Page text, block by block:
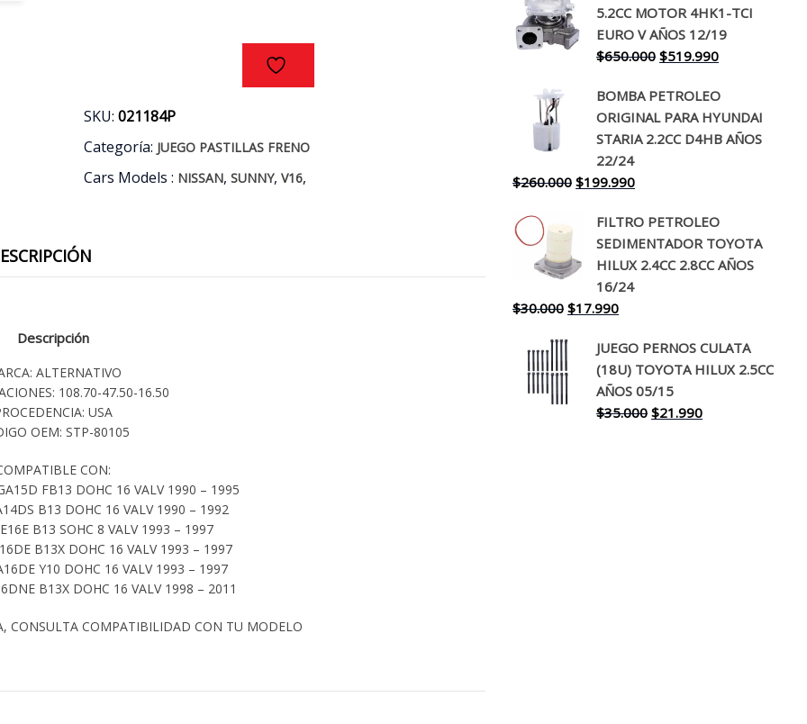
SKU:021184P
Categoría: JUEGO PASTILLAS FRENO
Cars Models : NISSAN,SUNNY,V16,
Descripción
ALTERNATIVO
108.70-47.50-16.50
USA
OEM: STP-80105
CON:
FB13 DOHC 16 VALV 1990 – 1995
B13 DOHC 16 VALV 1990 – 1992
B13 SOHC 8 VALV 1993 – 1997
B13X DOHC 16 VALV 1993 – 1997
Y10 DOHC 16 VALV 1993 – 1997
B13X DOHC 16 VALV 1998 – 2011
CONSULTA COMPATIBILIDAD CON TU MODELO
era:
$130.000.
es:
$94.990.
5.2CC MOTOR 4HK1-TCI
EURO V AÑOS 12/19
$650.000 El
original
era:
$650.000.
$519.990El
actual
es:
$519.990.
BOMBA PETROLEO
ORIGINAL PARA HYUNDAI
STARIA 2.2CC D4HB AÑOS
22/24
$260.000 El
original
era:
$260.000.
$199.990El
actual
es:
$199.990.
FILTRO PETROLEO
SEDIMENTADOR TOYOTA
HILUX 2.4CC 2.8CC AÑOS
16/24
$30.000 El
original
era:
$30.000.
$17.990El
actual
es:
$17.990.
JUEGO PERNOS CULATA
(18U) TOYOTA HILUX 2.5CC
AÑOS 05/15
$35.000 El
$21.990El